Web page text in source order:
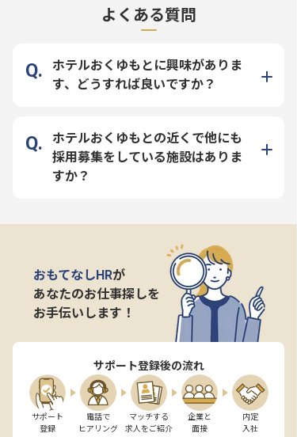
よくある質問
ホテルおくゆもとに興味がありま
す、どうすれば良いですか？
ホテルおくゆもとの近くで他にも
採用募集をしている施設はありま
すか？
おもてなしHRが
あなたのお仕事探しを
お手伝いします！
サポート登録後の流れ
サポート
登録
電話で
ヒアリング
マッチする
求人をご紹介
企業と
面接
内定
入社